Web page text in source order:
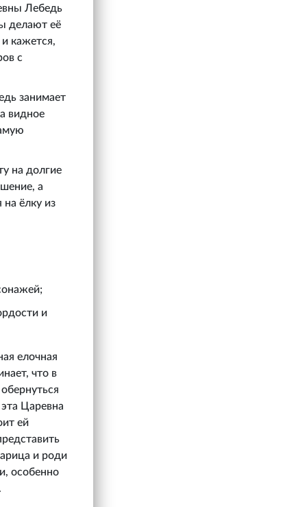
Лебедь
делают её
кажется,
с
занимает
видное
на долгие
а
ёлку из
и
елочная
что в
Царевна
ей
и роди
особенно